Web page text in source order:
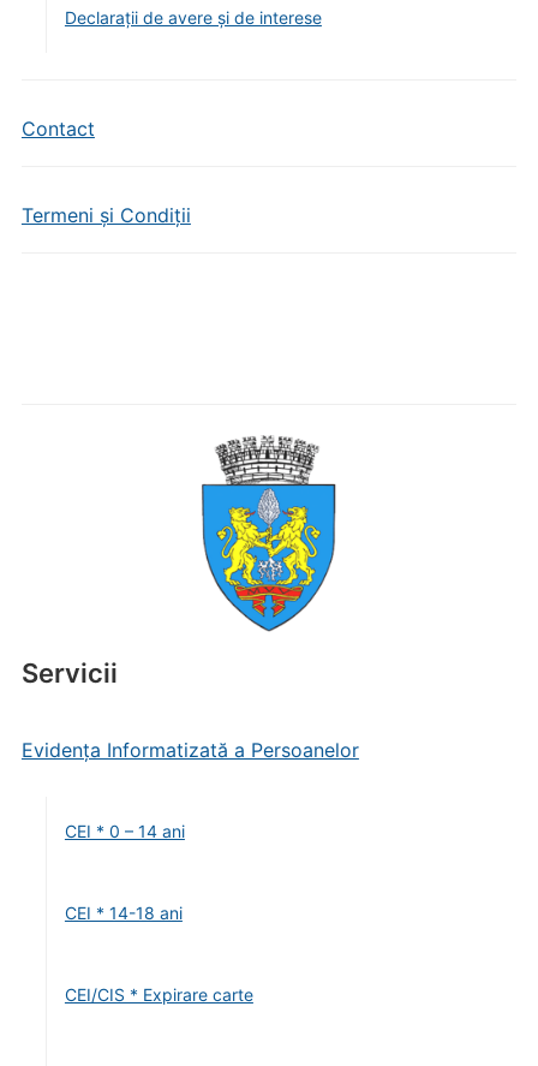
Declarații de avere și de interese
Contact
Termeni și Condiții
Servicii
Evidența Informatizată a Persoanelor
CEI * 0 – 14 ani
CEI * 14-18 ani
CEI/CIS * Expirare carte